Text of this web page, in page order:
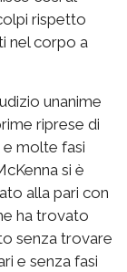
rispetto
nel corpo a
unanime
riprese di
e molte fasi
si è
alla pari con
ha trovato
senza trovare
e senza fasi